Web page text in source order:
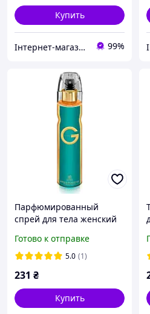
Купить
Інтернет-магазин якісної побутової хімії "Lavaggi" 99%
Парфюмированный
спрей для тела женский
мл (MM36039) (877070)
Готово к отправке
5.0 (1)
231 ₴
Купить